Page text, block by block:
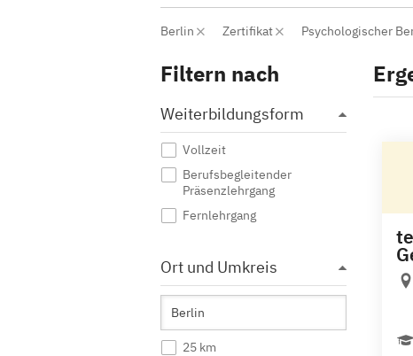
Berlin Zertifikat Psychologischer
Filtern nach
Weiterbildungsform
Vollzeit
Berufsbegleitender
Präsenzlehrgang
Fernlehrgang
Ort und Umkreis
25 km